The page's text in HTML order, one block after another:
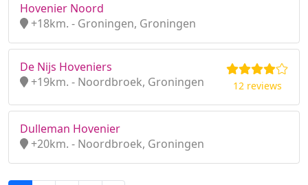
Hovenier Noord
+18km. - Groningen, Groningen
De Nijs Hoveniers
+19km. - Noordbroek, Groningen
12 reviews
Dulleman Hovenier
+20km. - Noordbroek, Groningen